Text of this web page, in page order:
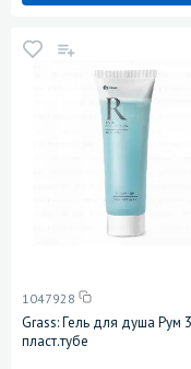
1047928
Grass: Гель для душа Рум
пласт.тубе